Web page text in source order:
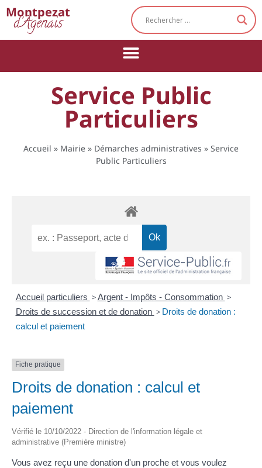
Montpezat
d'Agenais
Service Public
Particuliers
Accueil » Mairie » Démarches administratives » Service
Public Particuliers
Accueil particuliers > Argent - Impôts - Consommation >
Droits de succession et de donation > Droits de donation :
calcul et paiement
Fiche pratique
Droits de donation : calcul et
paiement
Vérifié le 10/10/2022 - Direction de l'information légale et
administrative (Première ministre)
Vous avez reçu une donation d'un proche et vous voulez
Cookies management panel